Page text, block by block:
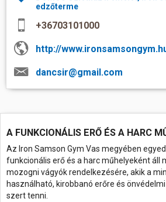
Hasznos
edzőterme
+36703101000
http://
dancsir@gmail.com
A FUNKCIONÁLIS ERŐ ÉS A HARC
Az Iron Samson Gym Vas megyében
funkcionális erő és a harc műhelyeként áll
mozogni vágyók rendelkezésére, akik a
használható, kirobbanó erőre és
szert tenni.